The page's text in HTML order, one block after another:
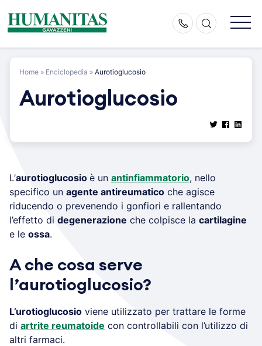
content
Home » Enciclopedia » Aurotioglucosio
Aurotioglucosio
L’aurotioglucosio è un antinfiammatorio, nello
specifico un agente antireumatico che agisce
riducendo o prevenendo i gonfiori e rallentando
l’effetto di degenerazione che colpisce la cartilagine
e le ossa.
A che cosa serve
l’aurotioglucosio?
L’urotioglucosio viene utilizzato per trattare le forme
di artrite reumatoide con controllabili con l’utilizzo di
altri farmaci.